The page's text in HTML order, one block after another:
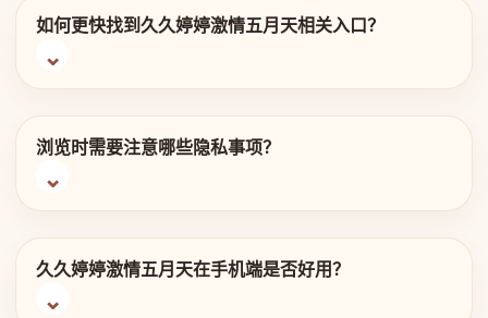
如何更快找到久久婷婷激情五月天相关入口？
浏览时需要注意哪些隐私事项？
久久婷婷激情五月天在手机端是否好用？